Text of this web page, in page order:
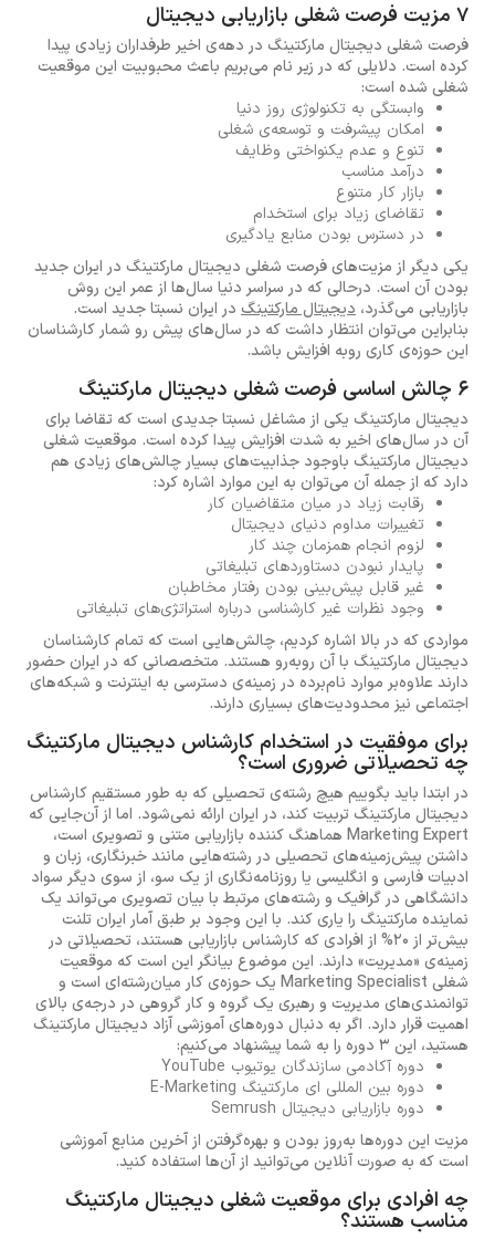
7 مزیت فرصت شغلی بازاریابی دیجیتال
فرصت شغلی دیجیتال مارکتینگ در دهه‌ی اخیر طرفداران زیادی پیدا
کرده است. دلایلی که در زیر نام می‌بریم باعث محبوبیت این موقعیت
شغلی شده است:
وابستگی به تکنولوژی روز دنیا
امکان پیشرفت و توسعه‌ی شغلی
تنوع و عدم یکنواختی وظایف
درآمد مناسب
بازار کار متنوع
تقاضای زیاد برای استخدام
در دسترس بودن منابع یادگیری
یکی دیگر از مزیت‌های فرصت شغلی دیجیتال مارکتینگ در ایران جدید
بودن آن است. درحالی که در سراسر دنیا سال‌ها از عمر این روش
بازاریابی می‌گذرد، دیجیتال مارکتینگ در ایران نسبتا جدید است.
بنابراین می‌توان انتظار داشت که در سال‌های پیش رو شمار کارشناسان
این حوزه‌ی کاری روبه افزایش باشد.
6 چالش‌ اساسی فرصت شغلی دیجیتال مارکتینگ
دیجیتال مارکتینگ یکی از مشاغل نسبتا جدیدی است که تقاضا برای
آن در سال‌های اخیر به شدت افزایش پیدا کرده است. موقعیت شغلی
دیجیتال مارکتینگ باوجود جذابیت‌‌های بسیار چالش‌های زیادی هم
دارد که از جمله آن می‌توان به این موارد اشاره کرد:
رقابت زیاد در میان متقاضیان کار
تغییرات مداوم دنیای دیجیتال
لزوم انجام همزمان چند کار
پایدار نبودن دستاوردهای تبلیغاتی
غیر قابل پیش‌بینی بودن رفتار مخاطبان
وجود نظرات غیر کارشناسی درباره استراتژی‌های تبلیغاتی
مواردی که در بالا اشاره کردیم، چالش‌هایی است که تمام کارشناسان
دیجیتال مارکتینگ با آن روبه‌رو هستند. متخصصانی که در ایران حضور
دارند علاوه‌بر موارد نام‌برده در زمینه‌ی دسترسی به اینترنت و شبکه‌های
اجتماعی نیز محدودیت‌های بسیاری دارند.
برای موفقیت در استخدام کارشناس دیجیتال مارکتینگ
چه تحصیلاتی ضروری است؟
در ابتدا باید بگوییم هیچ رشته‌ی تحصیلی که به طور مستقیم کارشناس
دیجیتال مارکتینگ تربیت کند، در ایران ارائه نمی‌شود. اما از آن‌جایی که
Marketing Expert هماهنگ کننده بازاریابی متنی و تصویری است،
داشتن پیش‌زمینه‌های تحصیلی در رشته‌هایی مانند خبرنگاری، زبان و
ادبیات فارسی و انگلیسی یا روزنامه‌نگاری از یک سو، از سوی دیگر سواد
دانشگاهی در گرافیک و رشته‌های مرتبط با بیان تصویری می‌تواند یک
نماینده مارکتینگ را یاری کند. با این وجود بر طبق آمار ایران تلنت
بیش‌تر از 20% از افرادی که کارشناس بازاریابی هستند، تحصیلاتی در
زمینه‌ی «مدیریت» دارند. این موضوع بیانگر این است که موقعیت
شغلی Marketing Specialist یک حوزه‌ی کار میان‌رشته‌ای است و
توانمندی‌های مدیریت و رهبری یک گروه و کار گروهی در درجه‌ی بالای
اهمیت قرار دارد. اگر به دنبال دوره‌های آموزشی آزاد دیجیتال مارکتینگ
هستید، این 3 دوره را به شما پیشنهاد می‌کنیم:
دوره آکادمی سازندگان یوتیوب YouTube
دوره بین المللی ای مارکتینگ E-Marketing
دوره بازاریابی دیجیتال Semrush
مزیت این دوره‌ها به‌روز بودن و بهره‌گرفتن از آخرین منابع آموزشی
است که به صورت آنلاین می‌توانید از آن‌ها استفاده کنید.
چه افرادی برای موقعیت شغلی دیجیتال مارکتینگ
مناسب هستند؟